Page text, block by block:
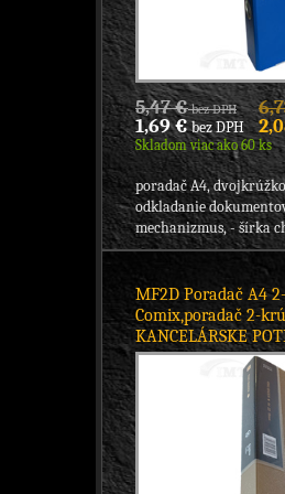
5,47 €bez DPH
1,69 €bez DPH
Skladom viac ako 60 ks
poradač A4,
odkladanie
mechanizmus, - šírka
MF2D Poradač A4
Comix,poradač 2-
KANCELÁRSKE